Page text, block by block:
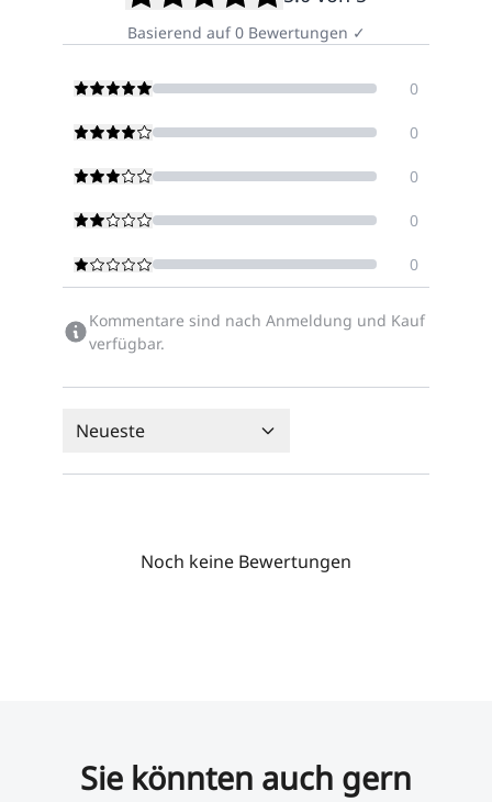
Basierend auf 0 Bewertungen ✓
0
0
0
0
0
Kommentare sind nach Anmeldung und Kauf
verfügbar.
Neueste
Noch keine Bewertungen
Sie könnten auch gern